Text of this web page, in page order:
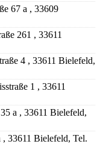
67 a , 33609
261 , 33611
4 , 33611 Bielefeld,
1 , 33611
a , 33611 Bielefeld,
, 33611 Bielefeld, Tel.